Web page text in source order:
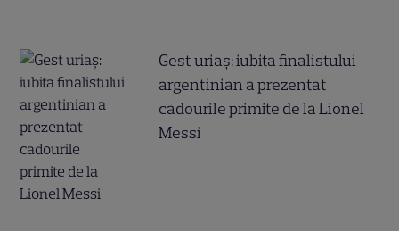
Gest uriaș: iubita finalistului
argentinian a prezentat
cadourile primite de la Lionel
Messi